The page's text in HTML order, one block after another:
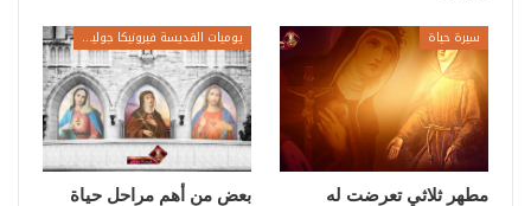
سيرة حياة
مطهر ثلاثي تعرضت له
يوميات القديسة فيرونيكا جولياني
بعض من أهم مراحل حياة